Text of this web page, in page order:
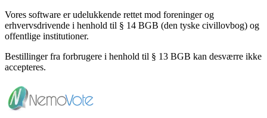
Vores software er udelukkende rettet mod foreninger og
erhvervsdrivende i henhold til § 14 BGB (den tyske civillovbog) og
offentlige institutioner.
Bestillinger fra forbrugere i henhold til § 13 BGB kan desværre ikke
accepteres.